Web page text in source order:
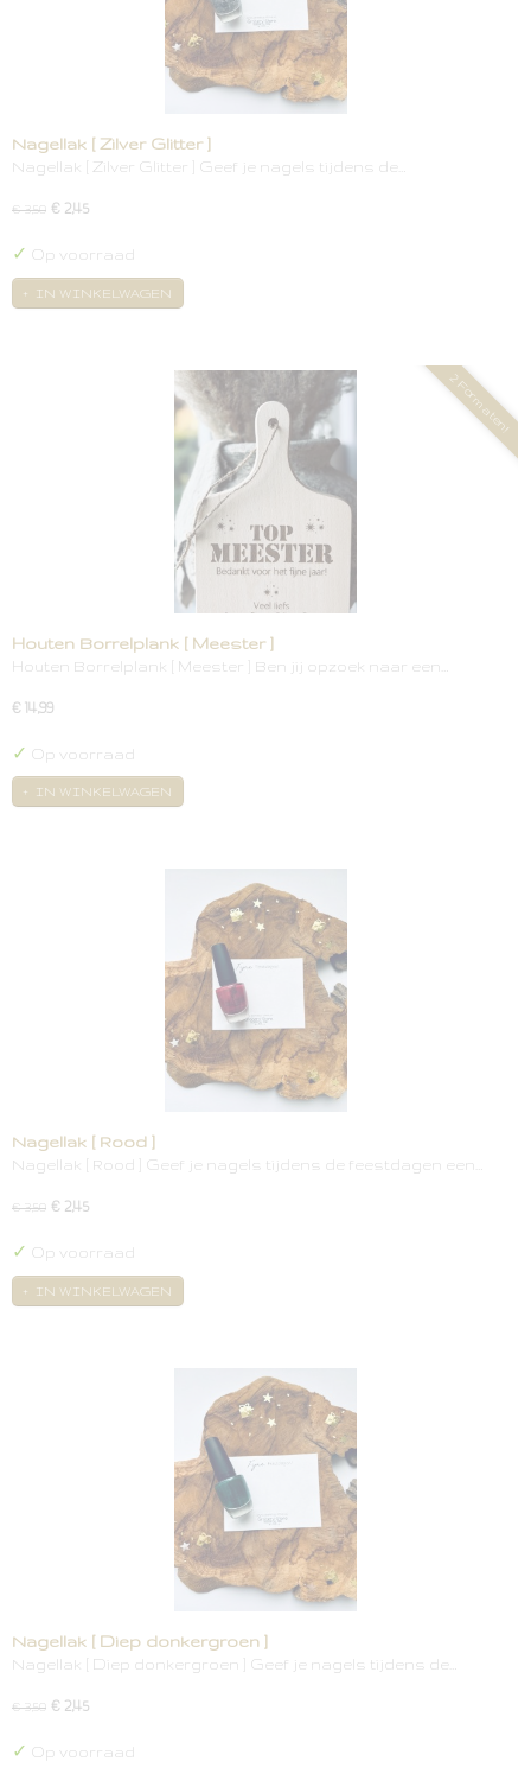
Nagellak [ Zilver Glitter ]
Nagellak [ Zilver Glitter ] Geef je nagels tijdens de…
€ 3,50 € 2,45
✓ Op voorraad
IN WINKELWAGEN
2 Formaten!
Houten Borrelplank [ Meester ]
Houten Borrelplank [ Meester ] Ben jij opzoek naar een…
€ 14,99
✓ Op voorraad
IN WINKELWAGEN
Nagellak [ Rood ]
Nagellak [ Rood ] Geef je nagels tijdens de feestdagen een…
€ 3,50 € 2,45
✓ Op voorraad
IN WINKELWAGEN
Nagellak [ Diep donkergroen ]
Nagellak [ Diep donkergroen ] Geef je nagels tijdens de…
€ 3,50 € 2,45
✓ Op voorraad